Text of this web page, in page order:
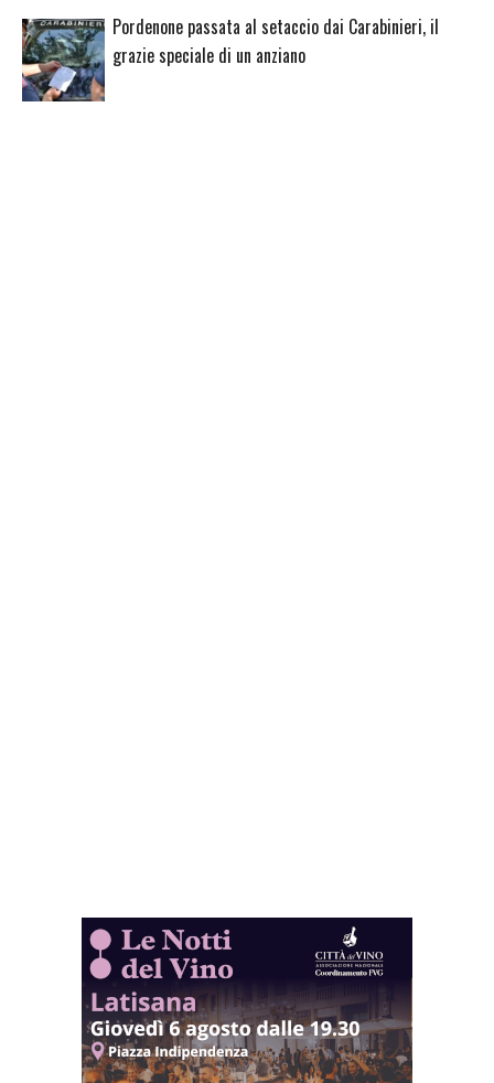
Pordenone passata al setaccio dai Carabinieri, il
grazie speciale di un anziano